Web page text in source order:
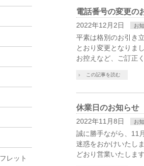
電話番号の変更の
2022年12月2日 お
平素は格別のお引き
とおり変更となりま
お控えなど、ご訂正
この記事を読む
休業日のお知らせ
2022年11月8日 お
誠に勝手ながら、11
迷惑をおかけいたし
どおり営業いたします
レット